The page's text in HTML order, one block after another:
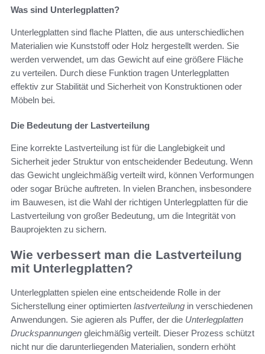
Was sind Unterlegplatten?
Unterlegplatten sind flache Platten, die aus unterschiedlichen
Materialien wie Kunststoff oder Holz hergestellt werden. Sie
werden verwendet, um das Gewicht auf eine größere Fläche
zu verteilen. Durch diese Funktion tragen Unterlegplatten
effektiv zur Stabilität und Sicherheit von Konstruktionen oder
Möbeln bei.
Die Bedeutung der Lastverteilung
Eine korrekte Lastverteilung ist für die Langlebigkeit und
Sicherheit jeder Struktur von entscheidender Bedeutung. Wenn
das Gewicht ungleichmäßig verteilt wird, können Verformungen
oder sogar Brüche auftreten. In vielen Branchen, insbesondere
im Bauwesen, ist die Wahl der richtigen Unterlegplatten für die
Lastverteilung von großer Bedeutung, um die Integrität von
Bauprojekten zu sichern.
Wie verbessert man die Lastverteilung
mit Unterlegplatten?
Unterlegplatten spielen eine entscheidende Rolle in der
Sicherstellung einer optimierten lastverteilung in verschiedenen
Anwendungen. Sie agieren als Puffer, der die Unterlegplatten
Druckspannungen gleichmäßig verteilt. Dieser Prozess schützt
nicht nur die darunterliegenden Materialien, sondern erhöht